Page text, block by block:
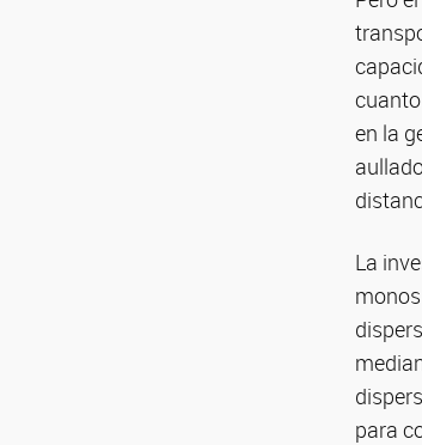
en la
La
para